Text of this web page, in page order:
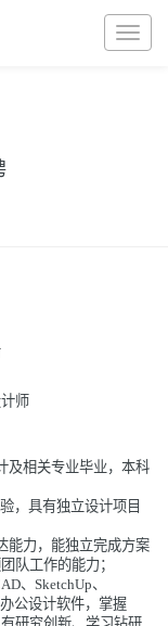
Toggle
师
及相关专业毕业，本科
，具有独立设计项目
能力，能独立完成方案
队工作的能力；
、SketchUp、
公设计软件，掌握